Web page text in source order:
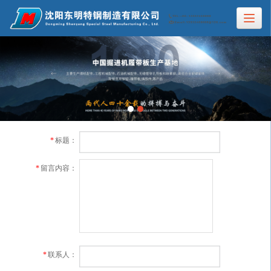
*标题：
* 留言内容：
*联系人：